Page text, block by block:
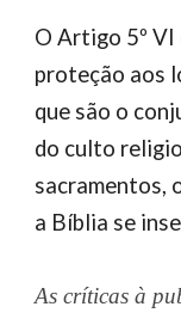
O Artigo 5º
proteção aos
que são o
do culto
sacramentos,
a Bíblia se
As críticas à